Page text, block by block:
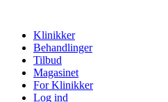
Klinikker
Behandlinger
Tilbud
Magasinet
For Klinikker
Log ind